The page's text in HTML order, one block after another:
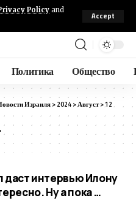
Policy and
Accept
Политика Общество
Израиля>2024>Август>12
интервью Илону
Ну а пока …